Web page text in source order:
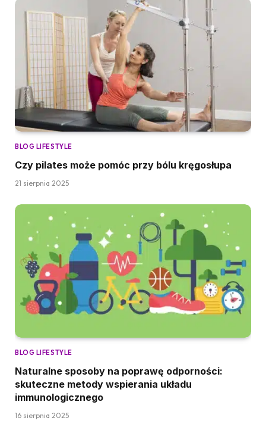
BLOG LIFESTYLE
Czy pilates może pomóc przy bólu kręgosłupa
21 sierpnia 2025
BLOG LIFESTYLE
Naturalne sposoby na poprawę odporności:
skuteczne metody wspierania układu
immunologicznego
16 sierpnia 2025